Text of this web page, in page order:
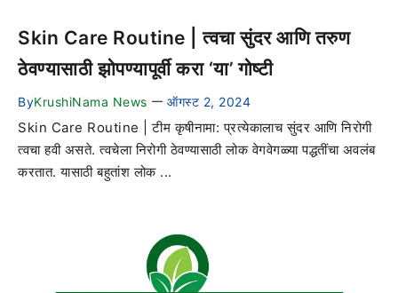
Skin Care Routine | त्वचा सुंदर आणि तरुण
ठेवण्यासाठी झोपण्यापूर्वी करा ‘या’ गोष्टी
ByKrushiNama News — ऑगस्ट 2, 2024
Skin Care Routine | टीम कृषीनामा: प्रत्येकालाच सुंदर आणि निरोगी
त्वचा हवी असते. त्वचेला निरोगी ठेवण्यासाठी लोक वेगवेगळ्या पद्धतींचा अवलंब
करतात. यासाठी बहुतांश लोक ...